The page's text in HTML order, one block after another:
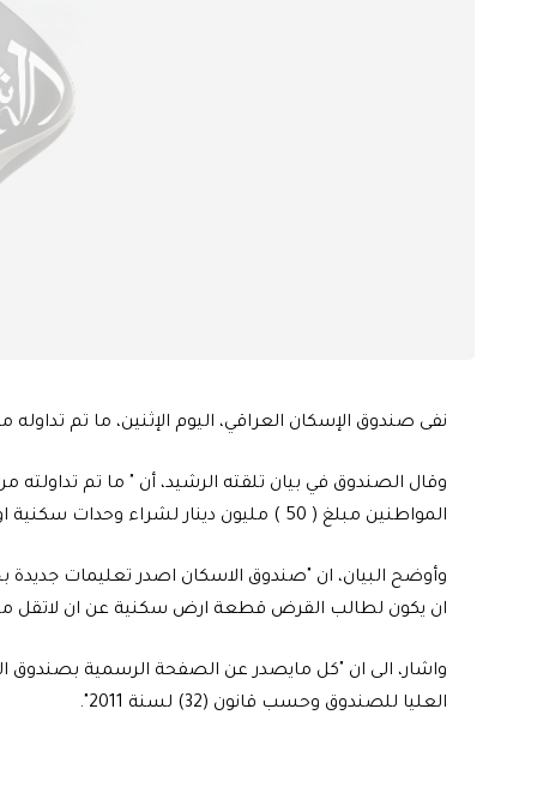
نفى صندوق الإسكان العراقي، اليوم الإثنين، ما تم تداوله من
وقال الصندوق في بيان تلقته الرشيد، أن " ما تم
المواطنين مبلغ ( 50 ) مليون دينار لشراء وحدات سكنية او قطع اراضي غير صحيح".
ان يكون لطالب القرض قطعة ارض سكنية عن ان لاتقل مساحتها عن
واشار، الى ان "كل مايصدر عن الصفحة الرسمية بصندوق
العليا للصندوق وحسب قانون (32) لسنة 2011".